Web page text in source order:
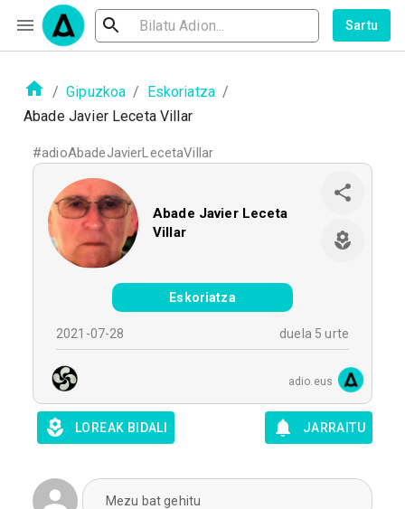
Sartu
/ Gipuzkoa / Eskoriatza /
Abade Javier Leceta Villar
#adioAbadeJavierLecetaVillar
Abade Javier Leceta
Villar
Eskoriatza
2021-07-28 duela 5 urte
adio.eus
LOREAK BIDALI JARRAITU
Mezu bat gehitu